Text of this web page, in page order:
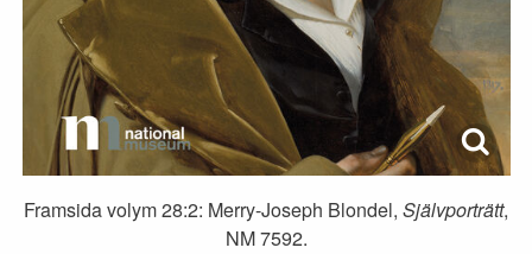
Framsida volym 28:2: Merry-Joseph Blondel, Självporträtt,
NM 7592.